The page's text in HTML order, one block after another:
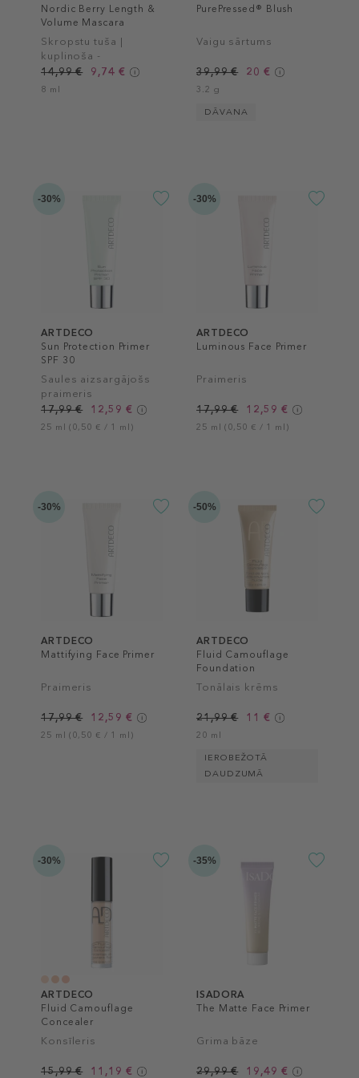
Nordic Berry Length &
Volume Mascara
Skropstu tuša |
kuplinoša -
pagarinoša
14,99 € 9,74 €
8 ml
PurePressed® Blush
Vaigu sārtums
39,99 € 20 €
3.2 g
DĀVANA
-30%
ARTDECO
Sun Protection Primer
SPF 30
Saules aizsargājošs
praimeris
17,99 €
12,59 €
25 ml (0,50 € / 1 ml)
-30%
ARTDECO
Luminous Face Primer
Praimeris
17,99 € 12,59 €
25 ml (0,50 € / 1 ml)
-30%
ARTDECO
Mattifying Face Primer
Praimeris
17,99 € 12,59 €
25 ml (0,50 € / 1 ml)
-50%
ARTDECO
Fluid Camouflage
Foundation
Tonālais krēms
21,99 € 11 €
20 ml
IEROBEŽOTĀ
DAUDZUMĀ
-30%
ARTDECO
Fluid Camouflage
Concealer
Konsīleris
15,99 € 11,19 €
-35%
ISADORA
The Matte Face Primer
Grima bāze
29,99 € 19,49 €